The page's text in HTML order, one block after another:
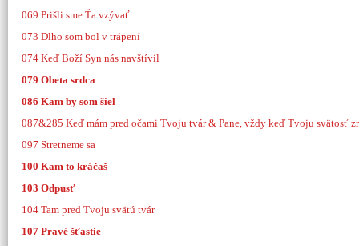
069 Prišli sme Ťa vzývať
073 Dlho som bol v trápení
074 Keď Boží Syn nás navštívil
079 Obeta srdca
086 Kam by som šiel
087&285 Keď mám pred očami Tvoju tvár & Pane, vždy keď Tvoju svätosť
097 Stretneme sa
100 Kam to kráčaš
103 Odpusť
104 Tam pred Tvoju svätú tvár
107 Pravé šťastie